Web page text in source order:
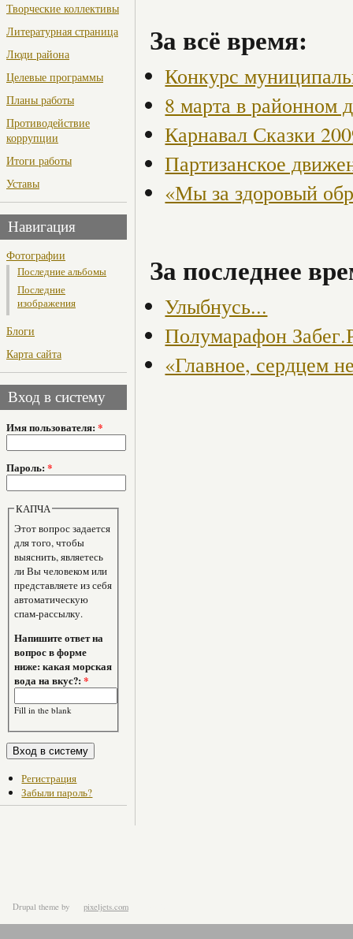
Творческие коллективы
Литературная страница
Люди района
Целевые программы
Планы работы
Противодействие
коррупции
Итоги работы
Уставы
Навигация
Фотографии
Последние альбомы
Последние
изображения
Блоги
Карта сайта
Вход в систему
Имя пользователя: *
Пароль: *
КАПЧА
Этот вопрос задается
для того, чтобы
выяснить, являетесь
ли Вы человеком или
представляете из себя
автоматическую
спам-рассылку.
Напишите ответ на
вопрос в форме
ниже: какая морская
вода на вкус?:*
Fill in the blank
Регистрация
Забыли пароль?
За всё время:
Конкурс
8 марта в районном
Карнавал Сказки
Партизанское
«Мы за здоровый
За последнее
Улыбнусь...
Полумарафон
«Главное, сердцем
Drupal theme by pixeljets.com